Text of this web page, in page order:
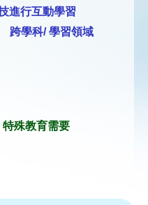
進行互動學習
跨學科/ 學習領域
特殊教育需要